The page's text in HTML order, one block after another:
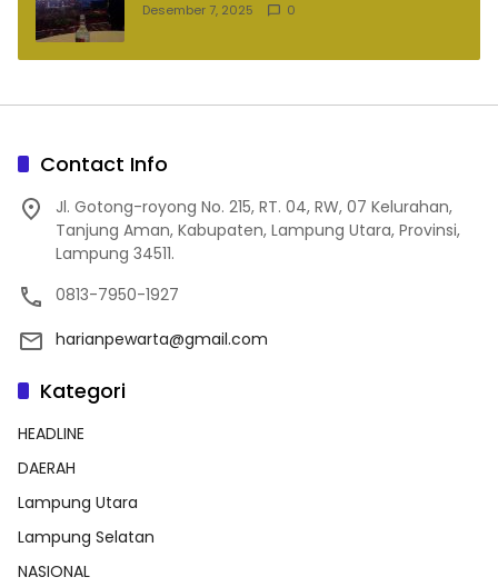
Desember 7, 2025 0
Contact Info
Jl. Gotong-royong No. 215, RT. 04, RW, 07 Kelurahan,
Tanjung Aman, Kabupaten, Lampung Utara, Provinsi,
Lampung 34511.
0813-7950-1927
harianpewarta@gmail.com
Kategori
HEADLINE
DAERAH
Lampung Utara
Lampung Selatan
NASIONAL